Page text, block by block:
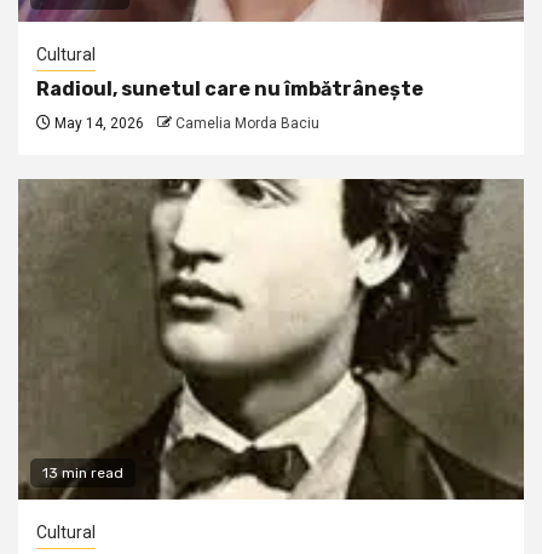
Cultural
Radioul, sunetul care nu îmbătrânește
May 14, 2026 Camelia Morda Baciu
13 min read
Cultural